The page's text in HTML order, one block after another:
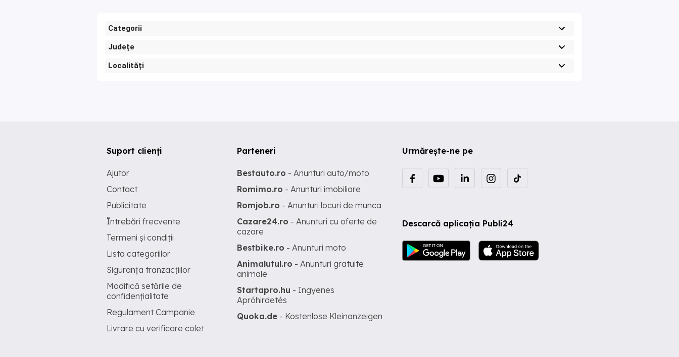
Categorii
Județe
Localități
Urmărește-ne pe
Descarcă aplicația Publi24
Suport clienți
Ajutor
Contact
Publicitate
Întrebări frecvente
Termeni și condiții
Lista categoriilor
Siguranța tranzacțiilor
Modifică setările de
confidențialitate
Regulament Campanie
Livrare cu verificare colet
Parteneri
Bestauto.ro - Anunturi auto/moto
Romimo.ro - Anunturi imobiliare
Romjob.ro - Anunturi locuri de munca
Cazare24.ro - Anunturi cu oferte de
cazare
Bestbike.ro - Anunturi moto
Animalutul.ro - Anunturi gratuite
animale
Startapro.hu - Ingyenes
Apróhirdetés
Quoka.de - Kostenlose Kleinanzeigen